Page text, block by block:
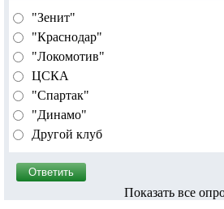
"Зенит"
"Краснодар"
"Локомотив"
ЦСКА
"Спартак"
"Динамо"
Другой клуб
Показать все